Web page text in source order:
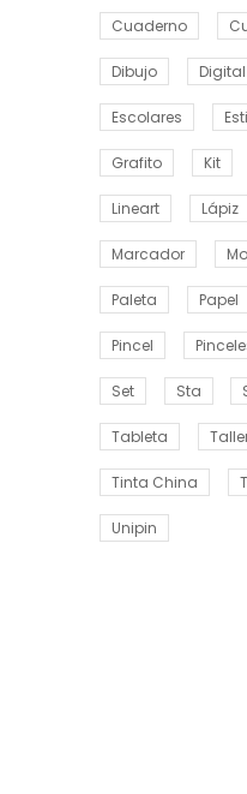
Cuaderno
Dibujo Digital
Escolares
Grafito Kit
Lineart Lápiz
Marcador
Paleta Papel
Pincel
Set Sta
Tableta
Tinta China
Unipin